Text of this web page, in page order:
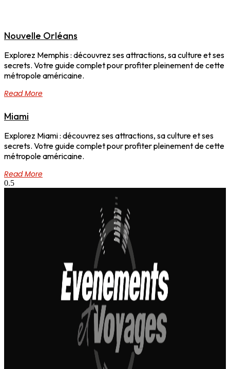
Nouvelle Orléans
Explorez Memphis : découvrez ses attractions, sa culture et ses
secrets. Votre guide complet pour profiter pleinement de cette
métropole américaine.
Read More
Miami
Explorez Miami : découvrez ses attractions, sa culture et ses
secrets. Votre guide complet pour profiter pleinement de cette
métropole américaine.
Read More